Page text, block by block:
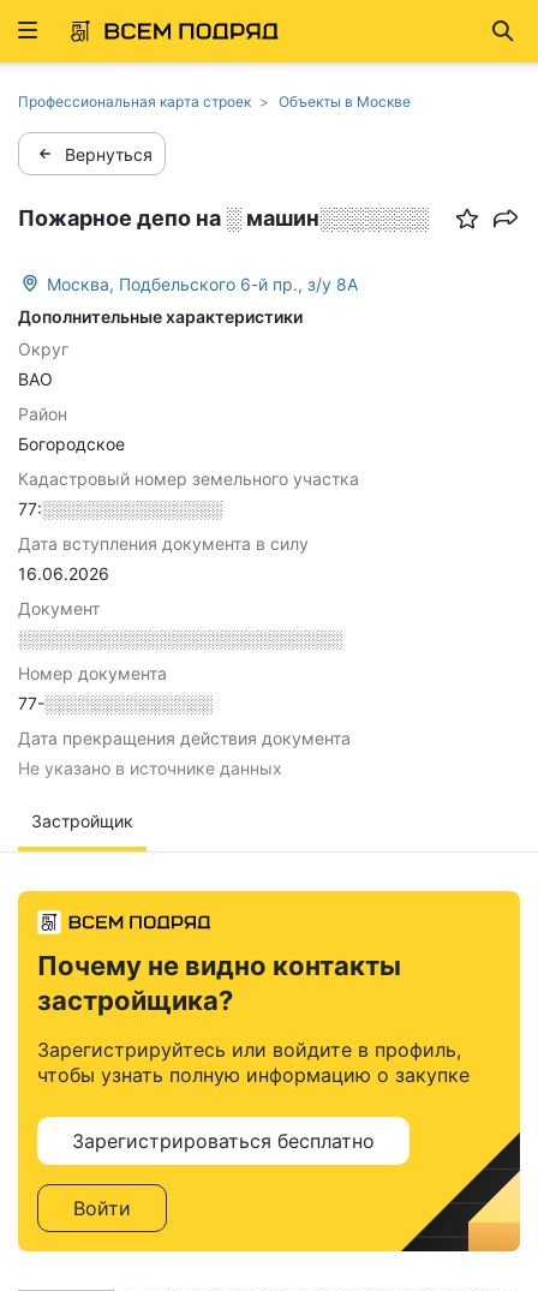
Развернуть
Профессиональная карта строек Объекты в Москве
Вернуться
Пожарное депо на ░ машин░░░░░░░
Москва, Подбельского 6-й пр., з/у 8А
Дополнительные характеристики
Округ
ВАО
Район
Богородское
Кадастровый номер земельного участка
77:░░░░░░░░░░░░░░░
Дата вступления документа в силу
16.06.2026
Документ
░░░░░░░░░░░░░░░░░░░░░░░░░░░
Номер документа
77-░░░░░░░░░░░░░░
Дата прекращения действия документа
Не указано в источнике данных
Застройщик
Почему не видно контакты
застройщика?
Зарегистрируйтесь или войдите в профиль,
чтобы узнать полную информацию о закупке
Зарегистрироваться бесплатно
Войти